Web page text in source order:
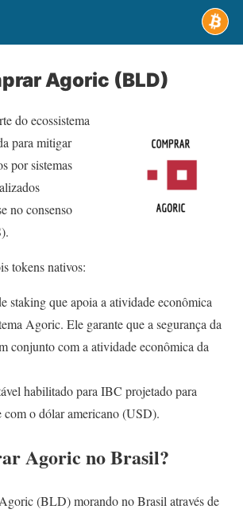
Agoric (BLD)
do ecossistema
para mitigar
por sistemas
no consenso
tokens nativos:
staking que apoia a atividade econômica
Agoric. Ele garante que a segurança da
conjunto com a atividade econômica da
habilitado para IBC projetado para
com o dólar americano (USD).
Agoric no Brasil?
(BLD) morando no Brasil através de